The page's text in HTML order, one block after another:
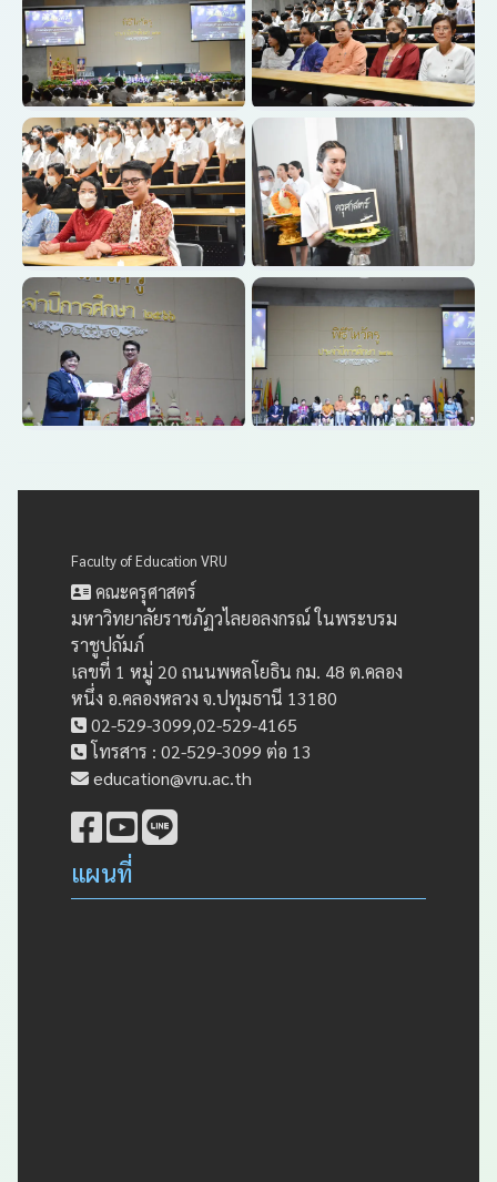
Faculty of Education VRU
คณะครุศาสตร์
มหาวิทยาลัยราชภัฏวไลยอลงกรณ์ ในพระบรม
ราชูปถัมภ์
เลขที่ 1 หมู่ 20 ถนนพหลโยธิน กม. 48 ต.คลอง
หนึ่ง อ.คลองหลวง จ.ปทุมธานี 13180
02-529-3099,02-529-4165
โทรสาร : 02-529-3099 ต่อ 13
education@vru.ac.th
แผนที่